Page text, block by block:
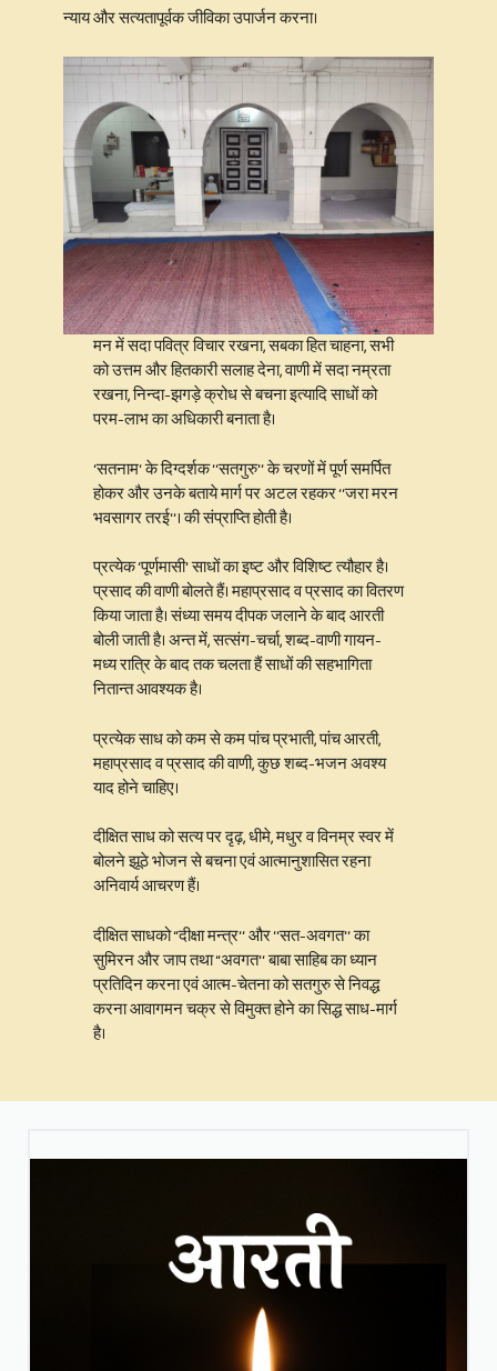
न्याय और सत्यतापूर्वक जीविका उपार्जन करना।
मन में सदा पवित्र विचार रखना, सबका हित चाहना, सभी
को उत्तम और हितकारी सलाह देना, वाणी में सदा नम्रता
रखना, निन्दा-झगड़े क्रोध से बचना इत्यादि साधों को
परम-लाभ का अधिकारी बनाता है।
‘सतनाम‘ के दिग्दर्शक ‘‘सतगुरु‘‘ के चरणों में पूर्ण समर्पित
होकर और उनके बताये मार्ग पर अटल रहकर ‘‘जरा मरन
भवसागर तरई‘‘। की संप्राप्ति होती है।
प्रत्येक ‘पूर्णमासी‘ साधों का इष्ट और विशिष्ट त्यौहार है।
प्रसाद की वाणी बोलते हैं। महाप्रसाद व प्रसाद का वितरण
किया जाता है। संध्या समय दीपक जलाने के बाद आरती
बोली जाती है। अन्त में, सत्संग-चर्चा, शब्द-वाणी गायन-
मध्य रात्रि के बाद तक चलता हैं साधों की सहभागिता
नितान्त आवश्यक है।
प्रत्येक साध को कम से कम पांच प्रभाती, पांच आरती,
महाप्रसाद व प्रसाद की वाणी, कुछ शब्द-भजन अवश्य
याद होने चाहिए।
दीक्षित साध को सत्य पर दृढ़, धीमे, मधुर व विनम्र स्वर में
बोलने झूठे भोजन से बचना एवं आत्मानुशासित रहना
अनिवार्य आचरण हैं।
दीक्षित साधको “दीक्षा मन्त्र‘‘ और ‘‘सत-अवगत‘‘ का
सुमिरन और जाप तथा “अवगत‘‘ बाबा साहिब का ध्यान
प्रतिदिन करना एवं आत्म-चेतना को सतगुरु से निवद्ध
करना आवागमन चक्र से विमुक्त होने का सिद्ध साध-मार्ग
है।